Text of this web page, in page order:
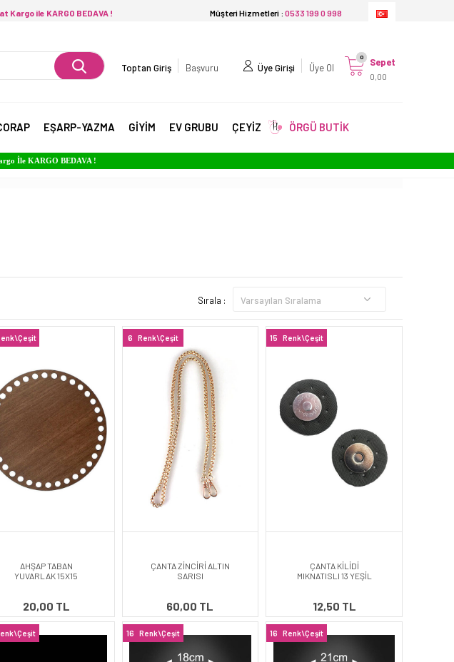
Kargo ile KARGO BEDAVA ! Müşteri Hizmetleri : 0533 199 0 998
Başvuru
Toptan Giriş Üye Girişi Üye Ol Sepet
0,00
0
EŞARP-YAZMA GİYİM EV GRUBU ÇEYİZ ÖRGÜ BUTİK
İle KARGO BEDAVA !
Sırala :
AHŞAP TABAN
YUVARLAK 15X15
20,00 TL
6 Renk\Çeşit
ÇANTA ZİNCİRİ ALTIN
SARISI
60,00 TL
15 Renk\Çeşit
ÇANTA KİLİDİ
MIKNATISLI 13 YEŞİL
12,50 TL
16 Renk\Çeşit 16 Renk\Çeşit